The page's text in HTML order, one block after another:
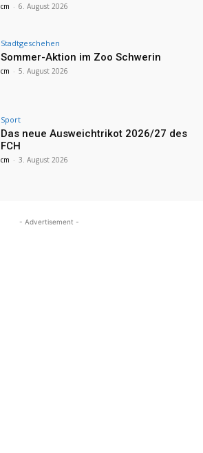
cm - 6. August 2026
Stadtgeschehen
Sommer-Aktion im Zoo Schwerin
cm - 5. August 2026
Sport
Das neue Ausweichtrikot 2026/27 des
FCH
cm - 3. August 2026
- Advertisement -